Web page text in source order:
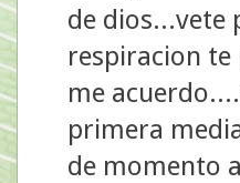
de dios...vete
respiracion
me
primera
de momento